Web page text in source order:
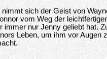
sich der Geist von
vom Weg der
immer nur Jenny geliebt hat.
Leben, um ihm vor Augen